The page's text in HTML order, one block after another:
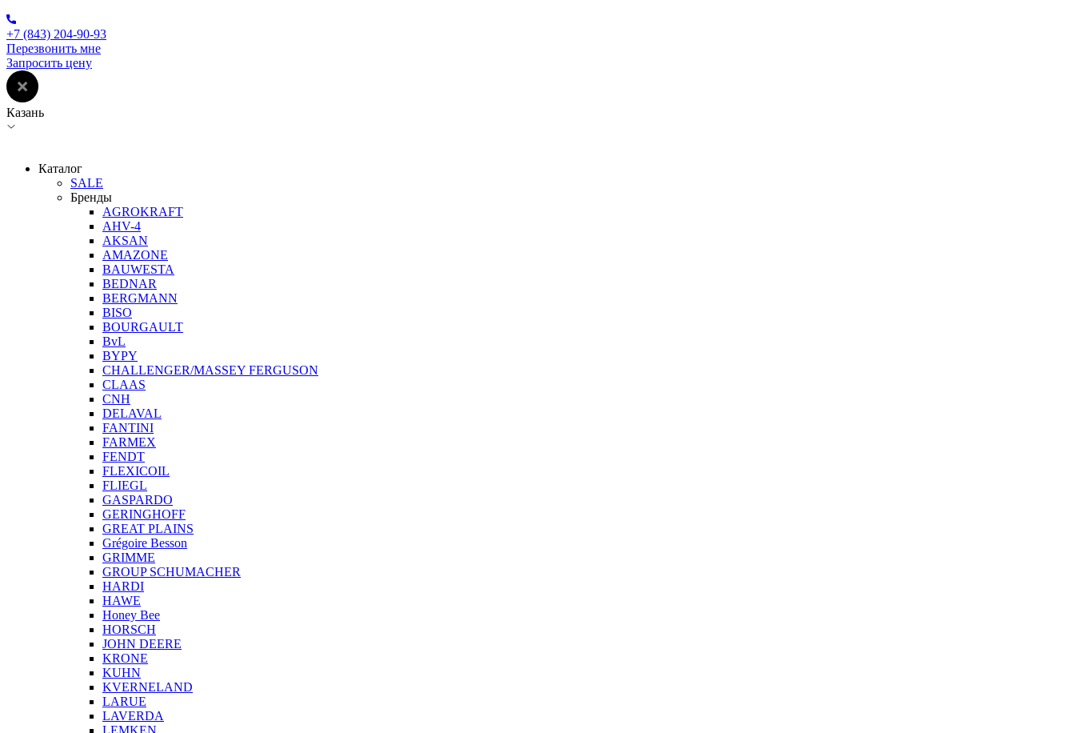
+7 (843) 204-90-93
Перезвонить мне
Запросить цену
Казань
Каталог
SALE
Бренды
AGROKRAFT
AHV-4
AKSAN
AMAZONE
BAUWESTA
BEDNAR
BERGMANN
BISO
BOURGAULT
BvL
BYPY
CHALLENGER/MASSEY FERGUSON
CLAAS
CNH
DELAVAL
FANTINI
FARMEX
FENDT
FLEXICOIL
FLIEGL
GASPARDO
GERINGHOFF
GREAT PLAINS
Grégoire Besson
GRIMME
GROUP SCHUMACHER
HARDI
HAWE
Honey Bee
HORSCH
JOHN DEERE
KRONE
KUHN
KVERNELAND
LARUE
LAVERDA
LEMKEN